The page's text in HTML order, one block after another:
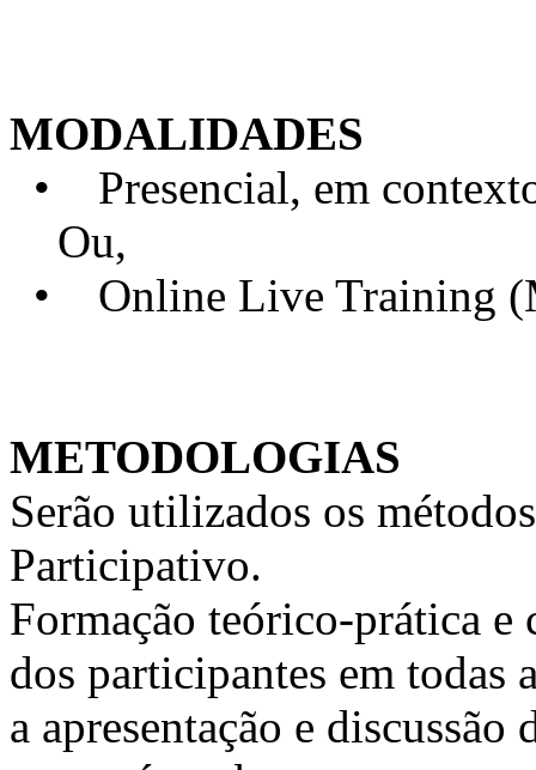
MODALIDADES
• Presencial, em
Ou,
• Online Live Training
METODOLOGIAS
Serão utilizados os
Participativo.
Formação teórico-prática e
dos participantes em todas
a apresentação e